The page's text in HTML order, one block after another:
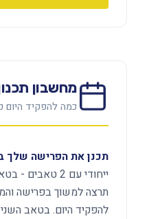
מחשבון
כמה להפקיד היום
תכנן את הפרישה שלך
ייחודי עם 2
תרצה למשוך בפרישה
להפקיד היום. בטאב